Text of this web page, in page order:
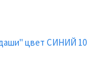
цвет СИНИЙ 10